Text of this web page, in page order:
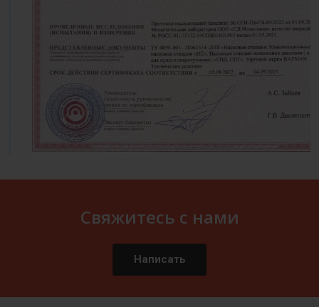
Свяжитесь с нами
Написать